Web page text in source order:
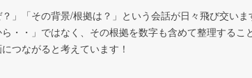
？」「その背景/根拠は？」という会話が日々飛び交い
・・」ではなく、その根拠を数字も含めて整理するこ
つながると考えています！